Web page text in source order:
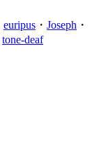
euripus ・ Joseph ・
tone-deaf